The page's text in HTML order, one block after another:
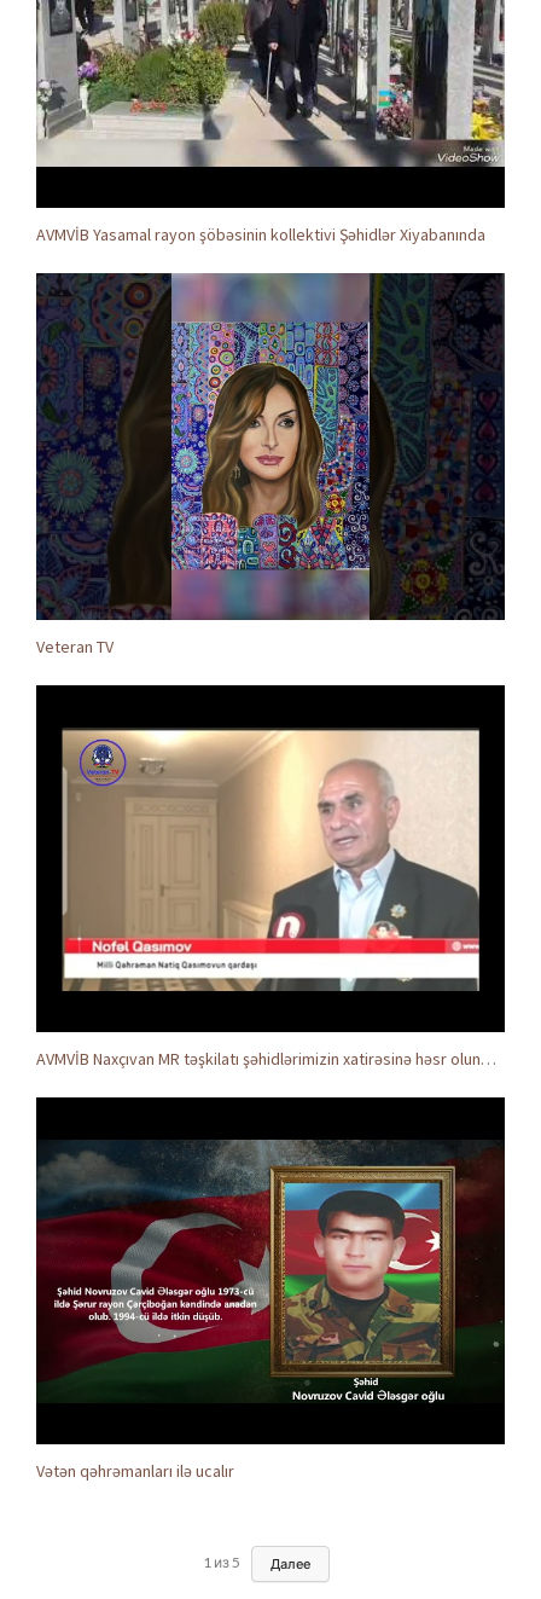
AVMVİB Yasamal rayon şöbəsinin kollektivi Şəhidlər Xiyabanında
Veteran TV
AVMVİB Naxçıvan MR təşkilatı şəhidlərimizin xatirəsinə həsr olunmuş tədbir keçirdi
Vətən qəhrəmanları ilə ucalır
1 из5 Далее